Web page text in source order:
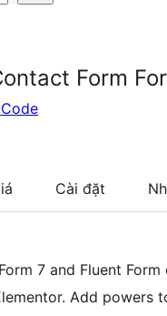
Form
Cài đặt
7 and Fluent
Add powers